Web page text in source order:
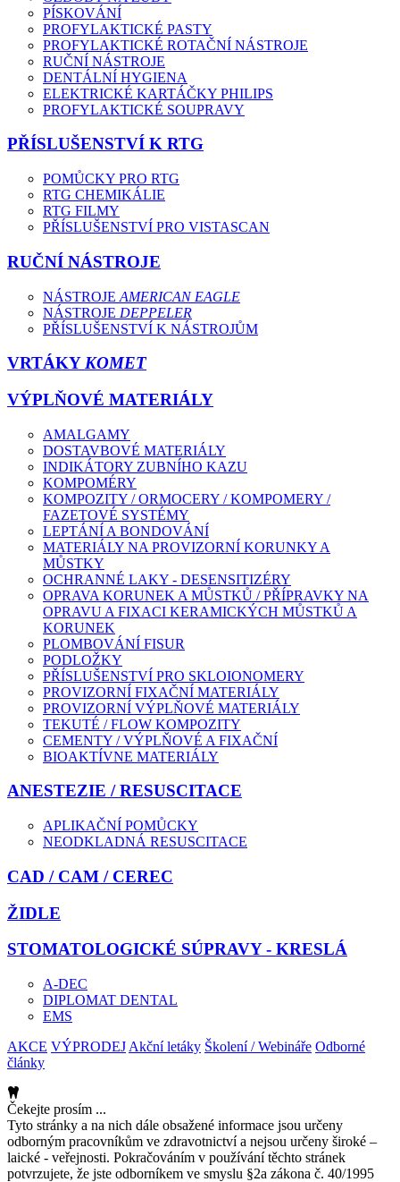
PÍSKOVÁNÍ
PROFYLAKTICKÉ PASTY
PROFYLAKTICKÉ ROTAČNÍ NÁSTROJE
RUČNÍ NÁSTROJE
DENTÁLNÍ HYGIENA
ELEKTRICKÉ KARTÁČKY PHILIPS
PROFYLAKTICKÉ SOUPRAVY
PŘÍSLUŠENSTVÍ K RTG
POMŮCKY PRO RTG
RTG CHEMIKÁLIE
RTG FILMY
PŘÍSLUŠENSTVÍ PRO VISTASCAN
RUČNÍ NÁSTROJE
NÁSTROJE AMERICAN EAGLE
NÁSTROJE DEPPELER
PŘÍSLUŠENSTVÍ K NÁSTROJŮM
VRTÁKYKOMET
VÝPLŇOVÉ MATERIÁLY
AMALGAMY
DOSTAVBOVÉ MATERIÁLY
INDIKÁTORY ZUBNÍHO KAZU
KOMPOMÉRY
KOMPOZITY / ORMOCERY / KOMPOMERY /
FAZETOVÉ SYSTÉMY
LEPTÁNÍ A BONDOVÁNÍ
MATERIÁLY NA PROVIZORNÍ KORUNKY A
MŮSTKY
OCHRANNÉ LAKY - DESENSITIZÉRY
OPRAVA KORUNEK A MŮSTKŮ / PŘÍPRAVKY NA
OPRAVU A FIXACI KERAMICKÝCH MŮSTKŮ A
KORUNEK
PLOMBOVÁNÍ FISUR
PODLOŽKY
PŘÍSLUŠENSTVÍ PRO SKLOIONOMERY
PROVIZORNÍ FIXAČNÍ MATERIÁLY
PROVIZORNÍ VÝPLŇOVÉ MATERIÁLY
TEKUTÉ / FLOW KOMPOZITY
CEMENTY / VÝPLŇOVÉ A FIXAČNÍ
BIOAKTÍVNE MATERIÁLY
ANESTEZIE / RESUSCITACE
APLIKAČNÍ POMŮCKY
NEODKLADNÁ RESUSCITACE
CAD / CAM / CEREC
ŽIDLE
STOMATOLOGICKÉ SÚPRAVY - KRESLÁ
A-DEC
DIPLOMAT DENTAL
EMS
AKCE VÝPRODEJ Akční letáky Školení / Webináře Odborné
články
Čekejte prosím ...
Tyto stránky a na nich dále obsažené informace jsou určeny
odborným pracovníkům ve zdravotnictví a nejsou určeny široké –
laické - veřejnosti. Pokračováním v používání těchto stránek
potvrzujete, že jste odborníkem ve smyslu §2a zákona č. 40/1995